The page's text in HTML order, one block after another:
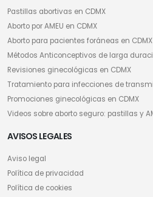
Pastillas abortivas en CDMX
Aborto por AMEU en CDMX
Aborto para pacientes foráneas en CDMX
Métodos Anticonceptivos de larga
Revisiones ginecológicas en CDMX
Tratamiento para infecciones de
Promociones ginecológicas en CDMX
Videos sobre aborto seguro: pastillas y
AVISOS LEGALES
Aviso legal
Política de privacidad
Política de cookies